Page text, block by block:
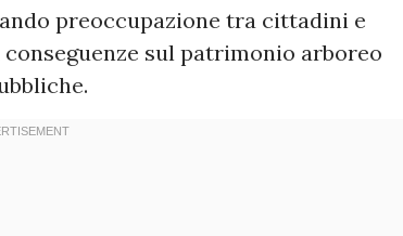
preoccupazione tra cittadini e
sul patrimonio arboreo